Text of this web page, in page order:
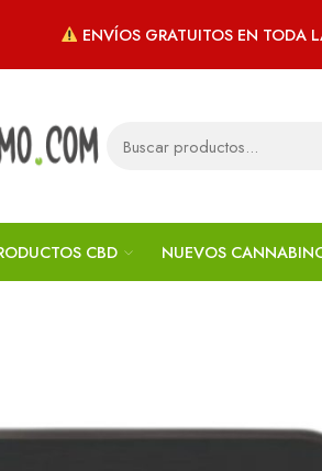
ENVÍOS GRATUITOS EN TODA
CBD NUEVOS